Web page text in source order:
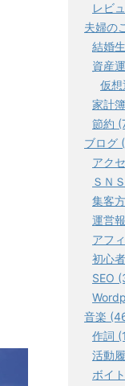
レビ
夫婦の
結婚
資産
仮
家計
節約
ブログ
アク
ＳＮ
集客
運営
アフ
初心
SEO
音楽
作詞
活動
ボイ